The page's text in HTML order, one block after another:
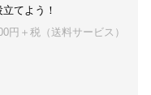
てよう！
円＋税（送料サービス）